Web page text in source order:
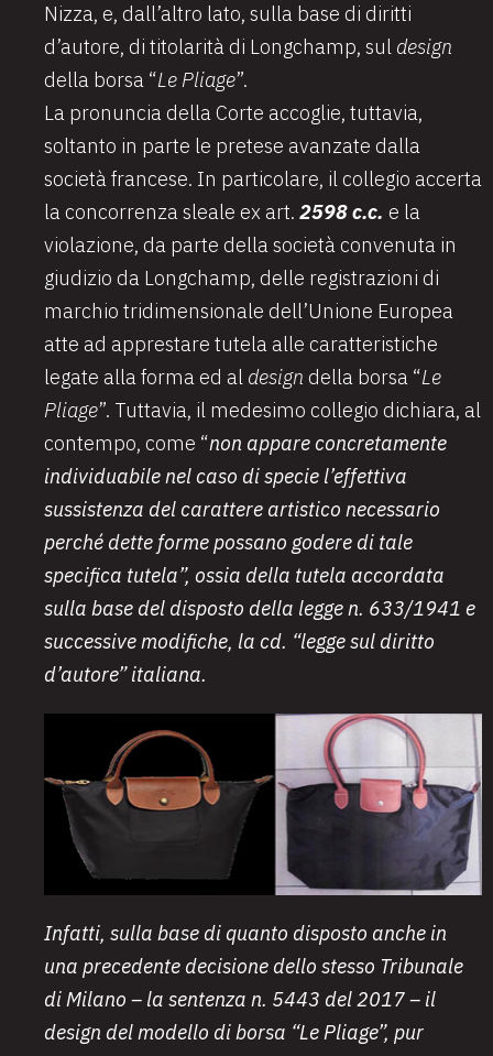
Nizza, e, dall’altro lato, sulla base di diritti
d’autore, di titolarità di Longchamp, sul design
della borsa “Le Pliage”.
La pronuncia della Corte accoglie, tuttavia,
soltanto in parte le pretese avanzate dalla
società francese. In particolare, il collegio accerta
la concorrenza sleale ex art. 2598 c.c. e la
violazione, da parte della società convenuta in
giudizio da Longchamp, delle registrazioni di
marchio tridimensionale dell’Unione Europea
atte ad apprestare tutela alle caratteristiche
legate alla forma ed al design della borsa “Le
Pliage”. Tuttavia, il medesimo collegio dichiara, al
contempo, come “non appare concretamente
individuabile nel caso di specie l’effettiva
sussistenza del carattere artistico necessario
perché dette forme possano godere di tale
specifica tutela”, ossia della tutela accordata
sulla base del disposto della legge n. 633/1941 e
successive modifiche, la cd. “legge sul diritto
d’autore” italiana.
Infatti, sulla base di quanto disposto anche in
una precedente decisione dello stesso Tribunale
di Milano – la sentenza n. 5443 del 2017 – il
design del modello di borsa “Le Pliage”, pur